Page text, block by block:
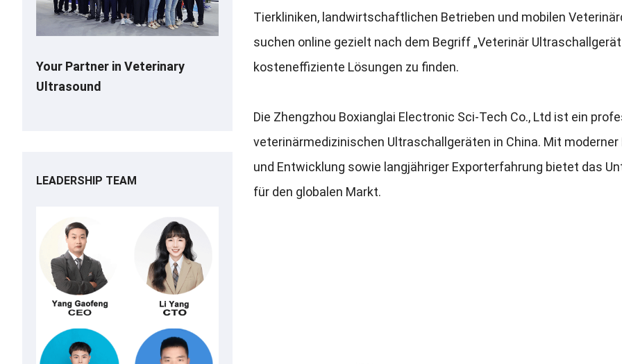
Tierkliniken, landwirtschaftlichen Betrieben und mobilen
suchen online gezielt nach dem Begriff „Veterinär
kosteneffiziente Lösungen zu finden.
Die Zhengzhou Boxianglai Electronic Sci-Tech Co., Ltd ist ein
veterinärmedizinischen Ultraschallgeräten in China. Mit
und Entwicklung sowie langjähriger Exporterfahrung bietet das
für den globalen Markt.
Your Partner in Veterinary
Ultrasound
LEADERSHIP TEAM